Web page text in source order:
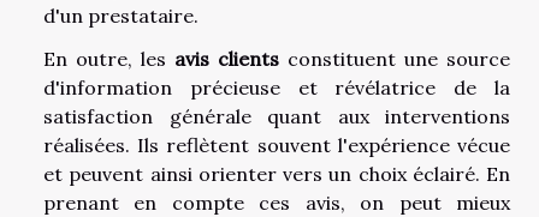
d'un prestataire.
En outre, les avis clients constituent une source
d'information précieuse et révélatrice de la
satisfaction générale quant aux interventions
réalisées. Ils reflètent souvent l'expérience vécue
et peuvent ainsi orienter vers un choix éclairé. En
prenant en compte ces avis, on peut mieux